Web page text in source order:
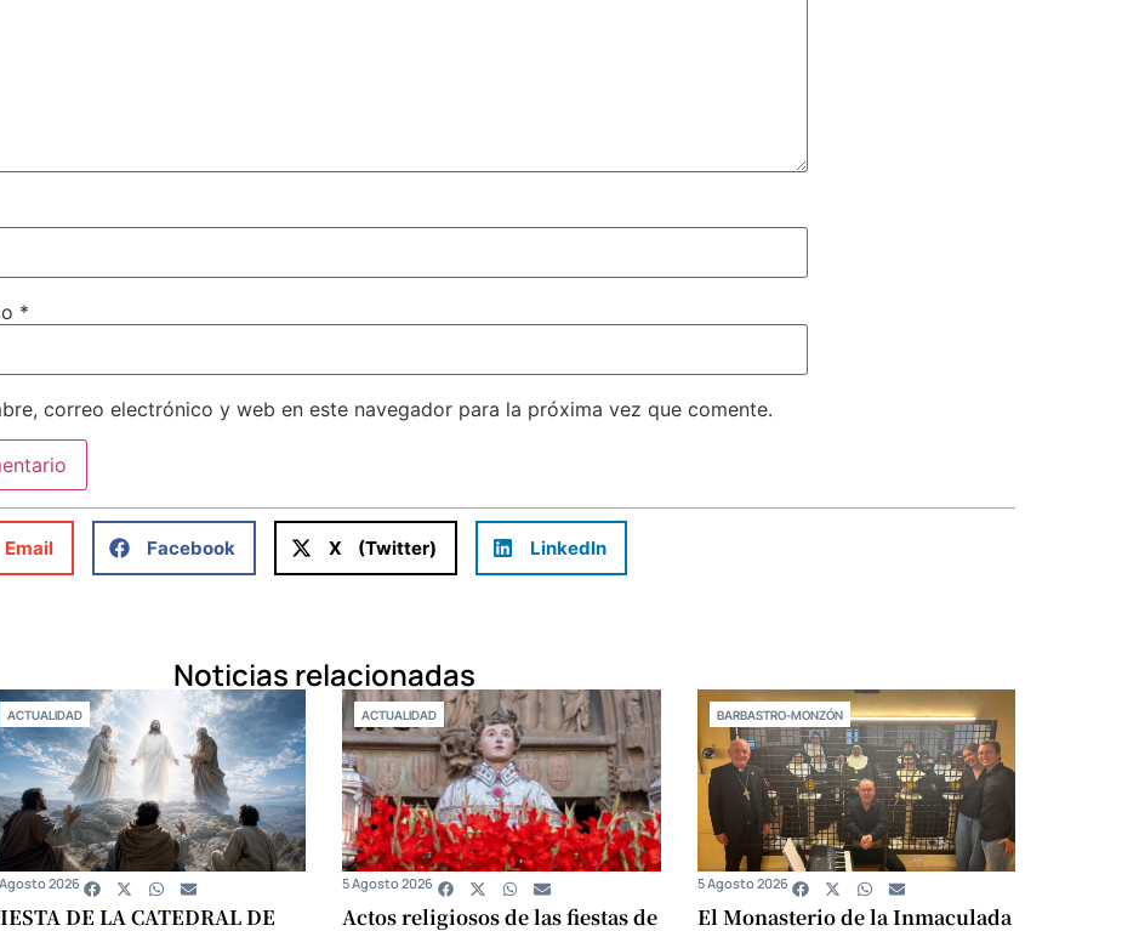
*
correo electrónico y web en este navegador para la próxima vez que comente.
Email Facebook X (Twitter) LinkedIn
Noticias relacionadas
ACTUALIDAD
DE LA CATEDRAL DE
2026
ACTUALIDAD
Actos religiosos de las fiestas de
5 Agosto 2026
BARBASTRO-MONZÓN
El Monasterio de la Inmaculada
5 Agosto 2026